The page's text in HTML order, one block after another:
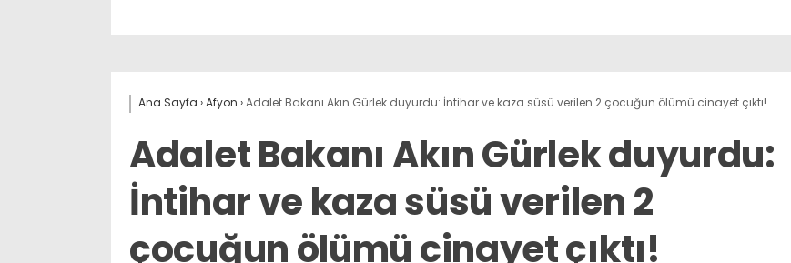
Ana Sayfa ›Afyon ›Adalet Bakanı Akın Gürlek duyurdu: İntihar ve kaza süsü verilen 2 çocuğun ölümü cinayet çıktı!
Adalet Bakanı Akın Gürlek duyurdu:
İntihar ve kaza süsü verilen 2
çocuğun ölümü cinayet çıktı!